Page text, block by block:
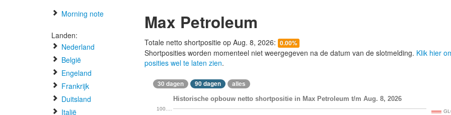
Morning note
Landen:
Nederland
België
Engeland
Frankrijk
Duitsland
Italië
Max Petroleum
Totale netto shortpositie op Aug. 8, 2026: 0.00%
Shortposities worden momenteel niet weergegeven na de datum van de slotmelding. Klik hier
posities wel te laten zien.
30 dagen 90 dagen alles
Historische opbouw netto shortpositie in Max Petroleum t/m Aug. 8, 2026
100.…